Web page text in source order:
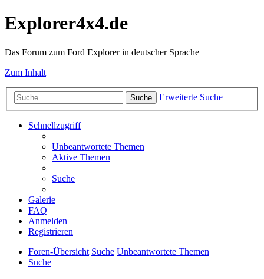
Explorer4x4.de
Das Forum zum Ford Explorer in deutscher Sprache
Zum Inhalt
Suche Erweiterte Suche
Schnellzugriff
Unbeantwortete Themen
Aktive Themen
Suche
Galerie
FAQ
Anmelden
Registrieren
Foren-Übersicht Suche Unbeantwortete Themen
Suche